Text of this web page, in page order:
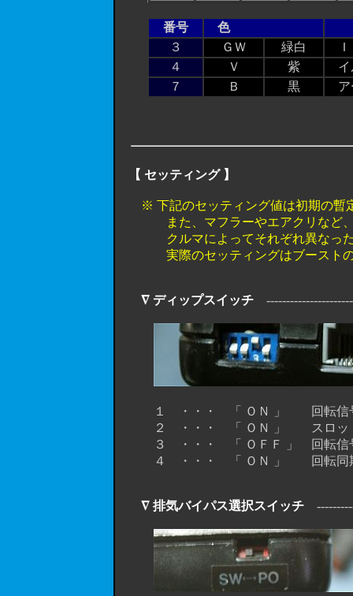
番号
色
３
ＧＷ 緑白
Ｉ
４
Ｖ 紫
イ
７
Ｂ 黒 ア
【 セッティング 】
※ 下記のセッティング値は初期の暫
また、マフラーやエアクリなど、他
クルマによってそれぞれ異なった
実際のセッティングはブーストのか
∇ ディップスイッチ
１ ・・・ 「 ＯＮ 」 回転信号 or
２ ・・・ 「 ＯＮ 」 スロットル
３ ・・・ 「 ＯＦＦ 」 回転信号
４ ・・・ 「 ＯＮ 」 回転同期
∇ 排気バイパス選択スイッチ